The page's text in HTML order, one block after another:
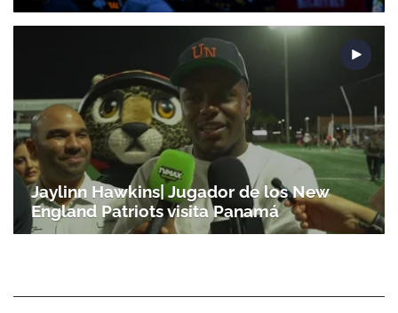
Jaylinn Hawkins| Jugador de los New
England Patriots visita Panamá